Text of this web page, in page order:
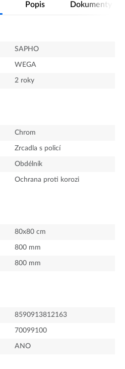
Popis Dokumenty
SAPHO
WEGA
2 roky
Chrom
Zrcadla s policí
Obdélník
Ochrana proti korozi
80x80 cm
800 mm
800 mm
8590913812163
70099100
ANO